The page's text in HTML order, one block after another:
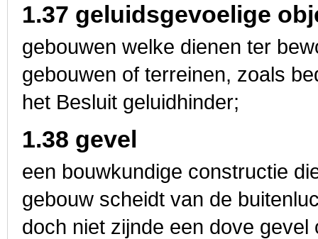
1.37 geluidsgevoelige
gebouwen welke dienen ter
gebouwen of terreinen, zoals
het Besluit geluidhinder;
1.38 gevel
een bouwkundige constructie
gebouw scheidt van de
doch niet zijnde een dove gevel